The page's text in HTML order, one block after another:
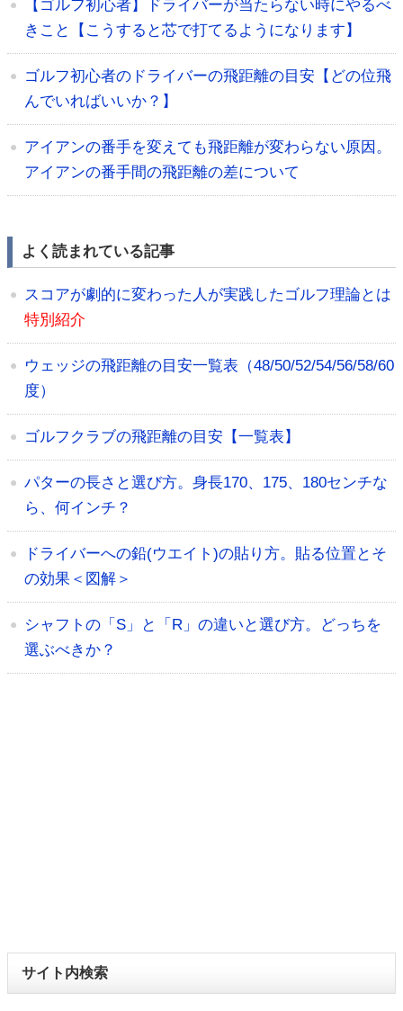
【ゴルフ初心者】ドライバーが当たらない時にやるべ
きこと【こうすると芯で打てるようになります】
ゴルフ初心者のドライバーの飛距離の目安【どの位飛
んでいればいいか？】
アイアンの番手を変えても飛距離が変わらない原因。
アイアンの番手間の飛距離の差について
よく読まれている記事
スコアが劇的に変わった人が実践したゴルフ理論とは
特別紹介
ウェッジの飛距離の目安一覧表（48/50/52/54/56/58/60
度）
ゴルフクラブの飛距離の目安【一覧表】
パターの長さと選び方。身長170、175、180センチな
ら、何インチ？
ドライバーへの鉛(ウエイト)の貼り方。貼る位置とそ
の効果＜図解＞
シャフトの「S」と「R」の違いと選び方。どっちを
選ぶべきか？
サイト内検索